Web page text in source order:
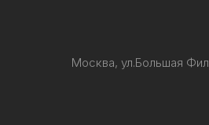
Москва, ул.Большая